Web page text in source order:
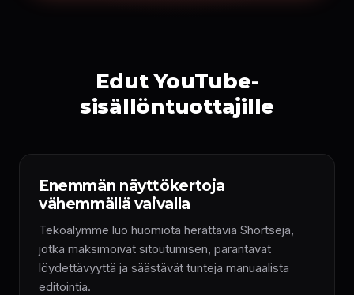
Edut YouTube-
sisällöntuottajille
Enemmän näyttökertoja
vähemmällä vaivalla
Tekoälymme luo huomiota herättäviä Shortseja,
jotka maksimoivat sitoutumisen, parantavat
löydettävyyttä ja säästävät tunteja manuaalista
editointia.